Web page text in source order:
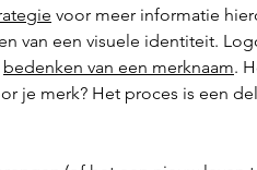
voor meer informatie
van een visuele identiteit.
bedenken van een merknaam.
je merk? Het proces is een